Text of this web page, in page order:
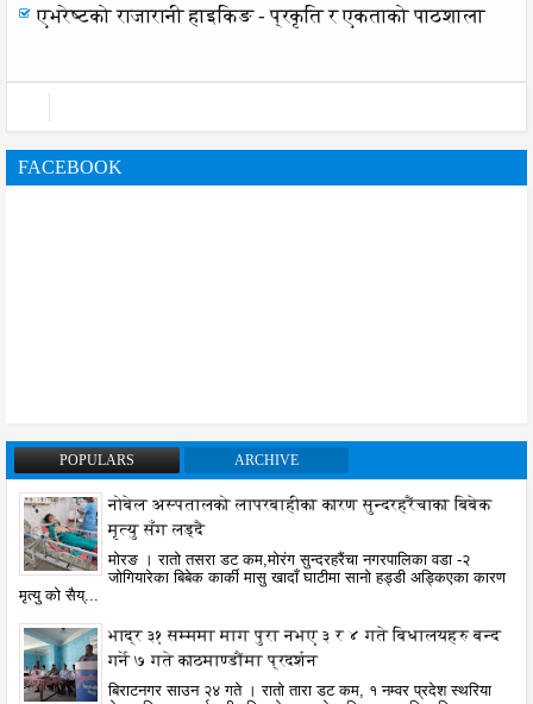
एभरेष्टको राजारानी हाइकिङ - प्रकृति र एकताको पाठशाला
FACEBOOK
POPULARS ARCHIVE
नोबेल अस्पतालको लापरबाहीका कारण सुन्दरहरैंचाका बिबेक
मृत्यु सँग लड्दै
मोरङ । रातो तसरा डट कम,मोरंग सुन्दरहरैंचा नगरपालिका वडा -२
जोगियारेका बिबेक कार्की मासु खादाँ घाटीमा सानो हड्डी अड्किएका कारण
मृत्यु को सैय्...
भाद्र ३१ सम्ममा माग पुरा नभए ३ र ४ गते बिधालयहरु बन्द
गर्ने ७ गते काठमाण्डौंमा प्रदर्शन
बिराटनगर साउन २४ गते । रातो तारा डट कम, १ नम्वर प्रदेश स्थरिया